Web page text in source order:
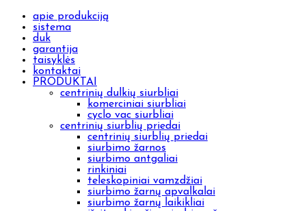
apie produkciją
sistema
duk
garantija
taisyklės
kontaktai
PRODUKTAI
centrinių dulkių siurbliai
komerciniai siurbliai
cyclo vac siurbliai
centrinių siurblių priedai
centrinių siurblių priedai
siurbimo žarnos
siurbimo antgaliai
rinkiniai
teleskopiniai vamzdžiai
siurbimo žarnų apvalkalai
siurbimo žarnų laikikliai